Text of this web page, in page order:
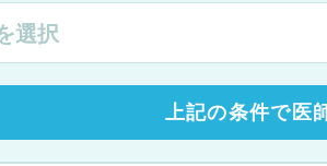
上記の条件で医